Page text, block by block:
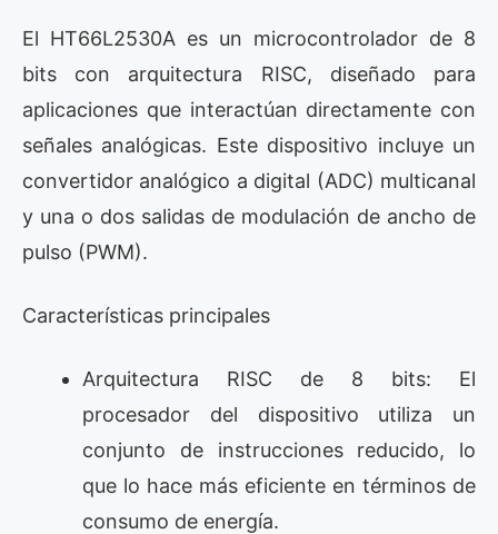
El HT66L2530A es un microcontrolador de 8
bits con arquitectura RISC, diseñado para
aplicaciones que interactúan directamente con
señales analógicas. Este dispositivo incluye un
convertidor analógico a digital (ADC) multicanal
y una o dos salidas de modulación de ancho de
pulso (PWM).
Características principales
Arquitectura RISC de 8 bits: El
procesador del dispositivo utiliza un
conjunto de instrucciones reducido, lo
que lo hace más eficiente en términos de
consumo de energía.